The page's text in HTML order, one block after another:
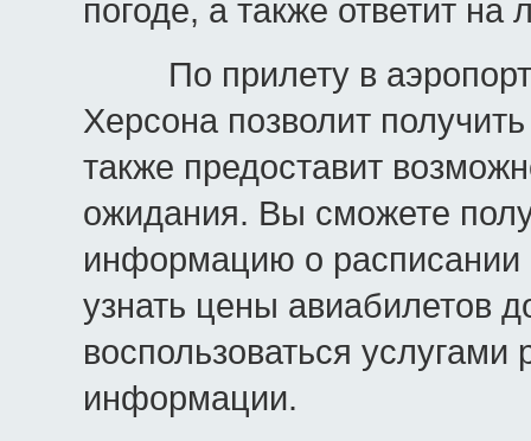
погоде, а также ответит
По прилету в аэропорт
Херсона позволит
также предоставит
ожидания. Вы сможете
информацию о расписании
узнать цены авиабилетов
воспользоваться услугами
информации.